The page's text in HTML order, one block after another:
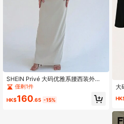
SHEIN Privé 大码优雅系腰西装外套
和超长开叉下摆中长裙 2 件套套装，
杏色
僅剩1件
HK$160.65 -15%
大